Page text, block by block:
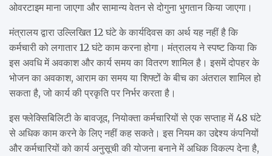
ओवरटाइम माना जाएगा और सामान्य वेतन से दोगुना भुगतान किया जाएगा।
मंत्रालय द्वारा उल्लिखित 12 घंटे के कार्यदिवस का अर्थ यह नहीं है कि
कर्मचारी को लगातार 12 घंटे काम करना होगा। मंत्रालय ने स्पष्ट किया कि
इस अवधि में अवकाश और कार्य समय का वितरण शामिल है। इसमें दोपहर के
भोजन का अवकाश, आराम का समय या शिफ्टों के बीच का अंतराल शामिल हो
सकता है, जो कार्य की प्रकृति पर निर्भर करता है।
इस फ्लेक्सिबिलिटी के बावजूद, नियोक्ता कर्मचारियों से एक सप्ताह में 48 घंटे
से अधिक काम करने के लिए नहीं कह सकते। इस नियम का उद्देश्य कंपनियों
और कर्मचारियों को कार्य अनुसूची की योजना बनाने में अधिक विकल्प देना है,